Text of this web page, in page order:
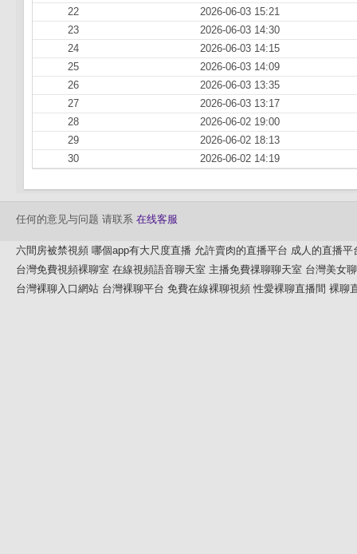
22
2026-06-03 15:21
23
2026-06-03 14:30
24
2026-06-03 14:15
25
2026-06-03 14:09
26
2026-06-03 13:35
27
2026-06-03 13:17
28
2026-06-02 19:00
29
2026-06-02 18:13
30
2026-06-02 14:19
任何的意见与问题 请联系 在线客服
六間房被禁視頻 哪個app有大尺度直播 允許賣肉的直播平台 成人的直播平
台灣免費視頻裸聊室 在線視頻語音聊天室 主播免費祼聊聊天室 台灣美女
台灣裸聊入口網站 台灣裸聊平台 免費在線裸聊視頻 性愛裸聊直播間 裸聊